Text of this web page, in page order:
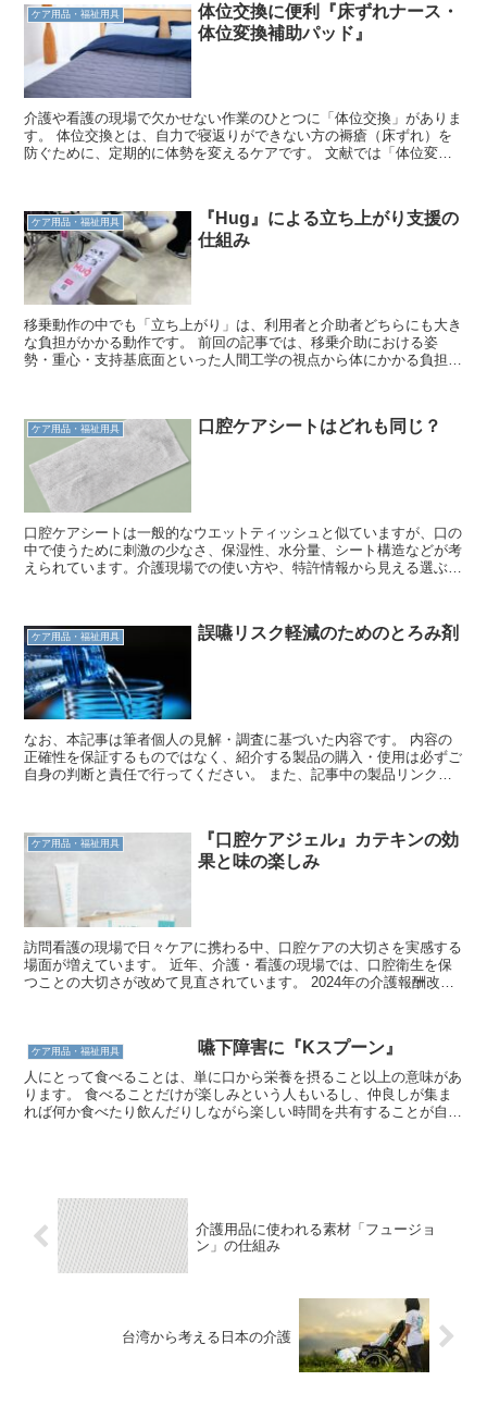
ケア用品・福祉用具
体位交換に便利『床ずれナース・
体位変換補助パッド』
介護や看護の現場で欠かせない作業のひとつに「体位交換」がありま
す。 体位交換とは、自力で寝返りができない方の褥瘡（床ずれ）を
防ぐために、定期的に体勢を変えるケアです。 文献では「体位変
ように思われますが、実際には奥が深いケアだと最近感じています。
前回の記事では、体位交換の方法の一つである30度側臥位のリスク
と、褥瘡やポジショニング、クッションについてお話しました。
→30度側臥位のリスクと『バナナフィット・スモールフロータイ
プ』
ケア用品・福祉用具
『Hug』による立ち上がり支援の
仕組み
移乗動作の中でも「立ち上がり」は、利用者と介助者どちらにも大き
な負担がかかる動作です。 前回の記事では、移乗介助における姿
勢・重心・支持基底面といった人間工学の視点から体にかかる負担に
か、そしてこの機器が「立ち上がり動作」をどのように支援している
のか、特許の内容を含めて深掘りして解説していきます。 なお、本
記事は筆者個人の見解・調査に基づいた内容です。 内容の正確性を
保証するものではなく、紹介する製品の購入・使用は必ずご自身の判
断と責任で行ってください。
ケア用品・福祉用具 口腔ケアシートはどれも同じ？
口腔ケアシートは一般的なウエットティッシュと似ていますが、口の
中で使うために刺激の少なさ、保湿性、水分量、シート構造などが考
えられています。介護現場での使い方や、特許情報から見える選ぶポ
ケア用品・福祉用具 誤嚥リスク軽減のためのとろみ剤
なお、本記事は筆者個人の見解・調査に基づいた内容です。 内容の
正確性を保証するものではなく、紹介する製品の購入・使用は必ずご
自身の判断と責任で行ってください。 また、記事中の製品リンクに
ケア用品・福祉用具
『口腔ケアジェル』カテキンの効
果と味の楽しみ
訪問看護の現場で日々ケアに携わる中、口腔ケアの大切さを実感する
場面が増えています。 近年、介護・看護の現場では、口腔衛生を保
つことの大切さが改めて見直されています。 2024年の介護報酬改定
べたい」という思いを叶えるための、嚥下サポートのとろみ剤やKス
プーンを紹介してきました。
ケア用品・福祉用具 嚥下障害に『Kスプーン』
人にとって食べることは、単に口から栄養を摂ること以上の意味があ
ります。 食べることだけが楽しみという人もいるし、仲良しが集ま
れば何か食べたり飲んだりしながら楽しい時間を共有することが自然
んな時、適切なサポートが必要になります。 嚥下障害の方はその状
態によって飲み込みやすい食べ物を選ぶ必要がありますが、使用する
スプーン選びも大切になります。 今回は嚥下障害にスポットを当て
た『Kスプーン』という介護用スプーンについて、その特許明細書の
内容も基にして紹介していきます。
介護用品に使われる素材「フュージョ
ン」の仕組み
台湾から考える日本の介護